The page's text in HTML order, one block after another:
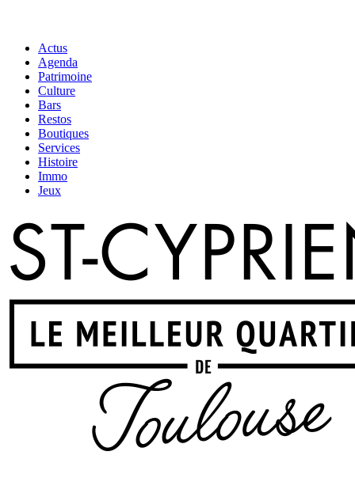
Actus
Agenda
Patrimoine
Culture
Bars
Restos
Boutiques
Services
Histoire
Immo
Jeux